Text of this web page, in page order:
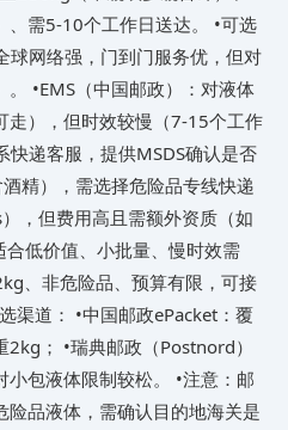
需5-10个工作日送达。 •​可选
球网络强，门到门服务优，但对
•​EMS（中国邮政）​​：对液体
走），但时效较慢（7-15个工作
快递客服，提供MSDS确认是否
精），需选择危险品专线快递​
，但费用高且需额外资质（如
低价值、小批量、慢时效需
、非危险品、预算有限，可接
渠道​： •​中国邮政ePacket​：覆
； •​瑞典邮政（Postnord）​​
小包液体限制较松。 •​注意​：邮
品液体，需确认目的地海关是